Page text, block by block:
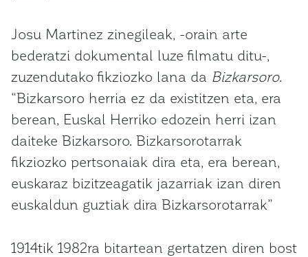
Josu Martinez zinegileak, -orain arte
bederatzi dokumental luze filmatu ditu-,
zuzendutako fikziozko lana da Bizkarsoro.
“Bizkarsoro herria ez da existitzen eta, era
berean, Euskal Herriko edozein herri izan
daiteke Bizkarsoro. Bizkarsorotarrak
fikziozko pertsonaiak dira eta, era berean,
euskaraz bizitzeagatik jazarriak izan diren
euskaldun guztiak dira Bizkarsorotarrak”
1914tik 1982ra bitartean gertatzen diren bost